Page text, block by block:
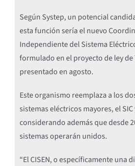
Según Systep, un potencial
esta función sería el nuevo
Independiente del Sistema
formulado en el proyecto de ley
presentado en agosto.
Este organismo reemplaza a los
sistemas eléctricos mayores, el SIC
considerando además que desde
sistemas operarán unidos.
“El CISEN, o específicamente una